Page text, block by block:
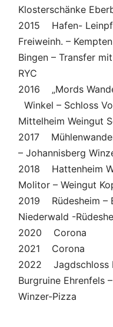
Klosterschänke
2015 Hafen-
Freiweinh. –
Bingen – Transfer
RYC
2016 „Mords
Winkel – Schloss
Mittelheim Weingut
2017
– Johannisberg
2018 Hattenheim
Molitor – Weingut
2019 Rüdesheim –
Niederwald -
2020 Corona
2021 Corona
2022 Jagdschloss
Burgruine Ehrenfels
Winzer-Pizza